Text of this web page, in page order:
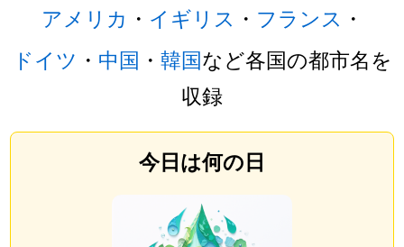
アメリカ ・ イギリス ・ フランス ・
ドイツ ・ 中国 ・ 韓国など各国の都市名を
収録
今日は何の日